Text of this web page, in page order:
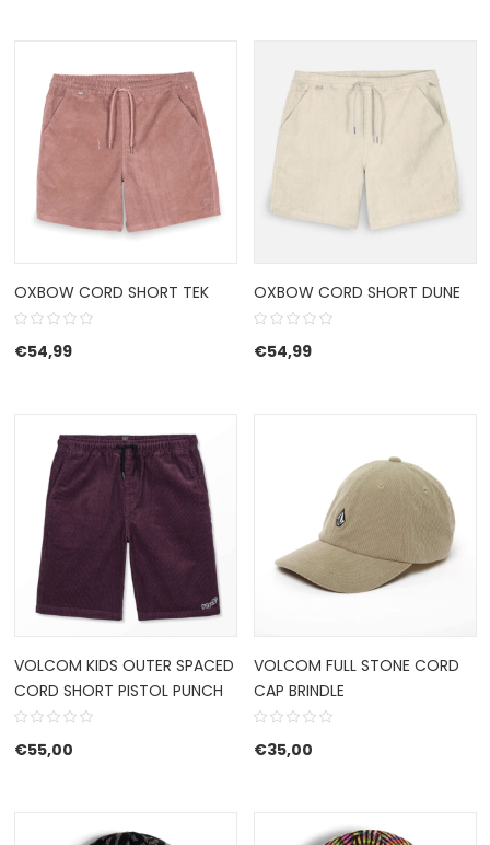
OXBOW CORD SHORT TEK
€54,99
OXBOW CORD SHORT DUNE
€54,99
VOLCOM KIDS OUTER SPACED
CORD SHORT PISTOL PUNCH
€55,00
VOLCOM FULL STONE CORD
CAP BRINDLE
€35,00